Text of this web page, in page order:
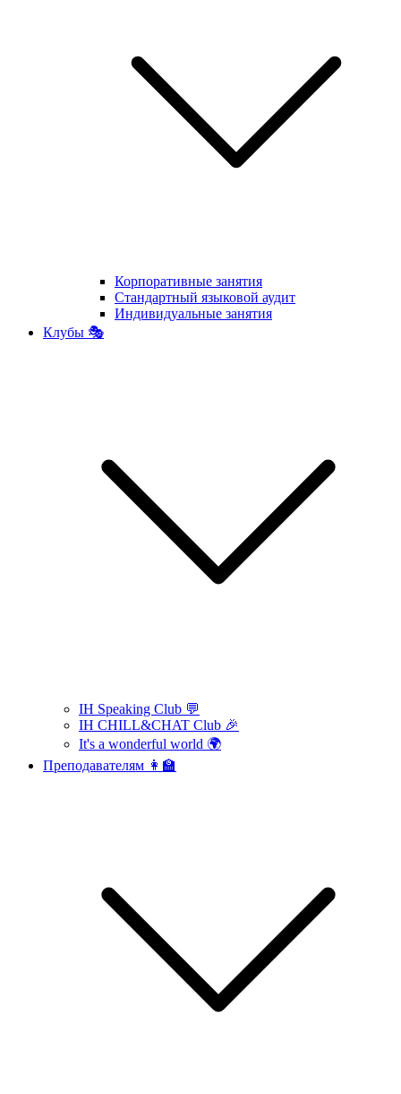
Корпоративные занятия
Стандартный языковой аудит
Индивидуальные занятия
Клубы 🎭
IH Speaking Club 💬
IH CHILL&CHAT Club 🎉
It's a wonderful world 🌍
Преподавателям 👩‍🏫